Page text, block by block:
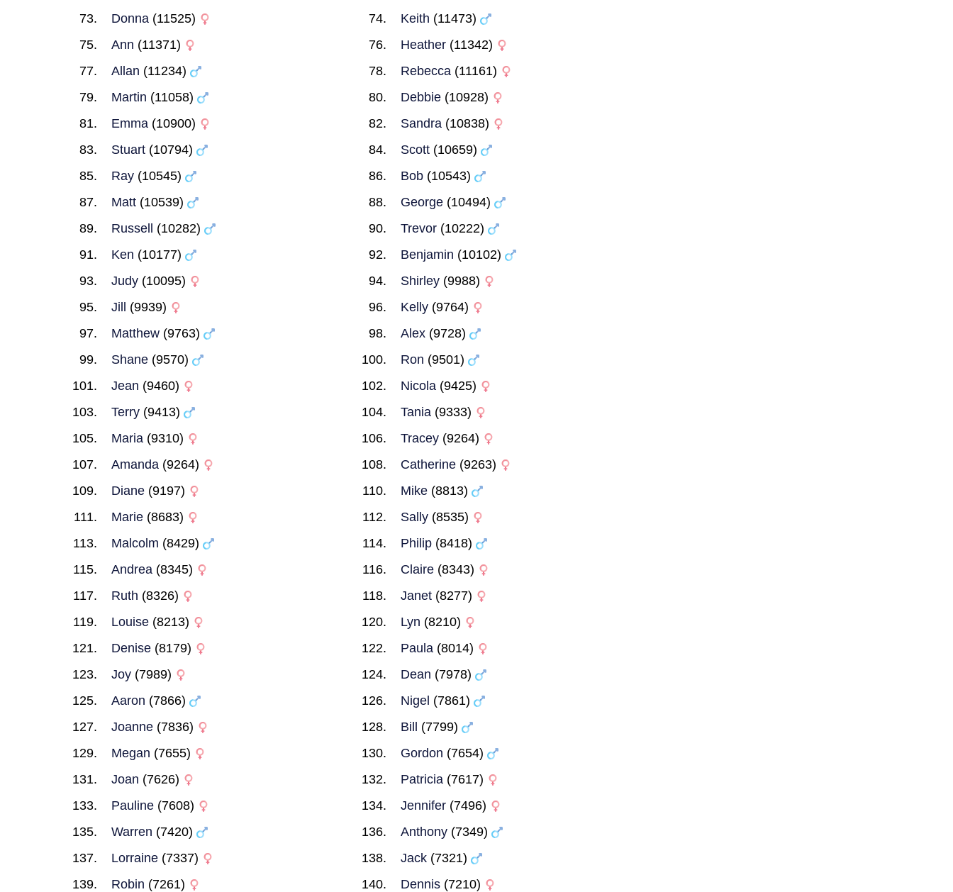
Donna (11525) Keith (11473)
Ann (11371) Heather(11342)
Allan (11234) Rebecca(11161)
Martin (11058) Debbie(10928)
Emma (10900) Sandra(10838)
Stuart (10794) Scott(10659)
Ray (10545) Bob(10543)
Matt (10539) George(10494)
Russell
(10282) Trevor(10222)
Ken (10177) Benjamin (10102)
Judy (10095) Shirley(9988)
Jill
(9939) Kelly(9764)
Matthew (9763) Alex(9728)
Shane (9570) Ron (9501)
Jean (9460) Nicola(9425)
Terry (9413) Tania(9333)
Maria (9310) Tracey(9264)
Amanda (9264) Catherine(9263)
Diane (9197) Mike(8813)
Marie (8683) Sally(8535)
Malcolm (8429) Philip(8418)
Andrea (8345) Claire(8343)
Ruth (8326) Janet(8277)
Louise (8213) Lyn (8210)
Denise (8179) Paula(8014)
Joy (7989) Dean (7978)
Aaron (7866) Nigel (7861)
Joanne (7836) Bill
(7799)
Megan (7655) Gordon (7654)
Joan (7626) Patricia(7617)
Pauline (7608) Jennifer(7496)
Warren (7420) Anthony(7349)
Lorraine (7337) Jack(7321)
Robin (7261) Dennis(7210)